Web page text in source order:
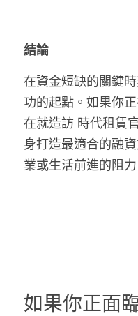
結論
在資金短缺的關鍵
功的起點。如果你
在就造訪 時代租賃
身打造最適合的融
業或生活前進的阻力
如果你正面